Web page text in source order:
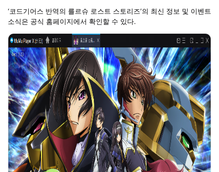
‘코드기어스 반역의 를르슈 로스트 스토리즈’의 최신 정보 및 이벤트
소식은 공식 홈페이지에서 확인할 수 있다.